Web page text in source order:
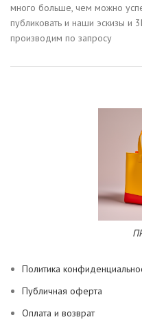
много больше, чем можно
публиковать и наши эскизы и
производим по запросу
Политика
Публичная оферта
Оплата и возврат